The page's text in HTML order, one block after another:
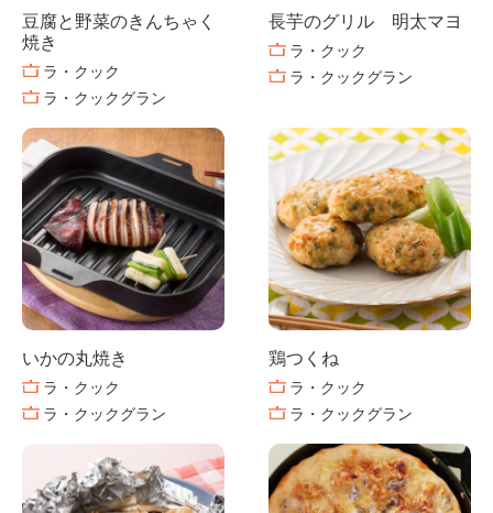
豆腐と野菜のきんちゃく
焼き
ラ・クック
ラ・クックグラン
長芋のグリル 明太マヨ
ラ・クック
ラ・クックグラン
いかの丸焼き
ラ・クック
ラ・クックグラン
鶏つくね
ラ・クック
ラ・クックグラン